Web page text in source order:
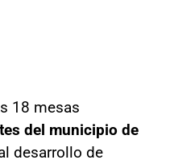
18 mesas
del municipio de
desarrollo de